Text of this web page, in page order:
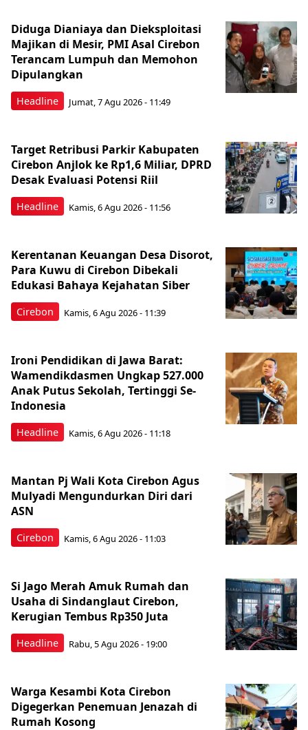
Headline
Diduga Dianiaya dan Dieksploitasi
Majikan di Mesir, PMI Asal Cirebon
Terancam Lumpuh dan Memohon
Dipulangkan
Jumat, 7 Agu 2026 - 11:49
Headline
Target Retribusi Parkir Kabupaten
Cirebon Anjlok ke Rp1,6 Miliar, DPRD
Desak Evaluasi Potensi Riil
Kamis, 6 Agu 2026 - 11:56
Cirebon
Kerentanan Keuangan Desa Disorot,
Para Kuwu di Cirebon Dibekali
Edukasi Bahaya Kejahatan Siber
Kamis, 6 Agu 2026 - 11:39
Headline
Ironi Pendidikan di Jawa Barat:
Wamendikdasmen Ungkap 527.000
Anak Putus Sekolah, Tertinggi Se-
Indonesia
Kamis, 6 Agu 2026 - 11:18
Cirebon
Mantan Pj Wali Kota Cirebon Agus
Mulyadi Mengundurkan Diri dari
ASN
Kamis, 6 Agu 2026 - 11:03
Headline
Si Jago Merah Amuk Rumah dan
Usaha di Sindanglaut Cirebon,
Kerugian Tembus Rp350 Juta
Rabu, 5 Agu 2026 - 19:00
Warga Kesambi Kota Cirebon
Digegerkan Penemuan Jenazah di
Rumah Kosong